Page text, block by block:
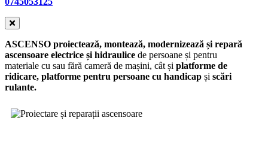
ASCENSO proiectează, montează, modernizează și repară
ascensoare electrice și hidraulice de persoane și pentru
materiale cu sau fără cameră de mașini, cât și platforme de
ridicare, platforme pentru persoane cu handicap și scări
rulante.